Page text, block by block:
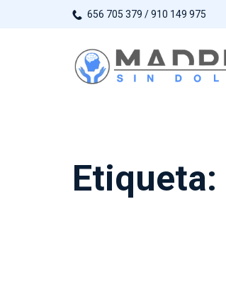
656 705 379 / 910 149 975
Etiqueta: